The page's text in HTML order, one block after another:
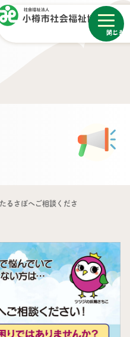
メニュー
閉じる
るさぽへご相談くださ